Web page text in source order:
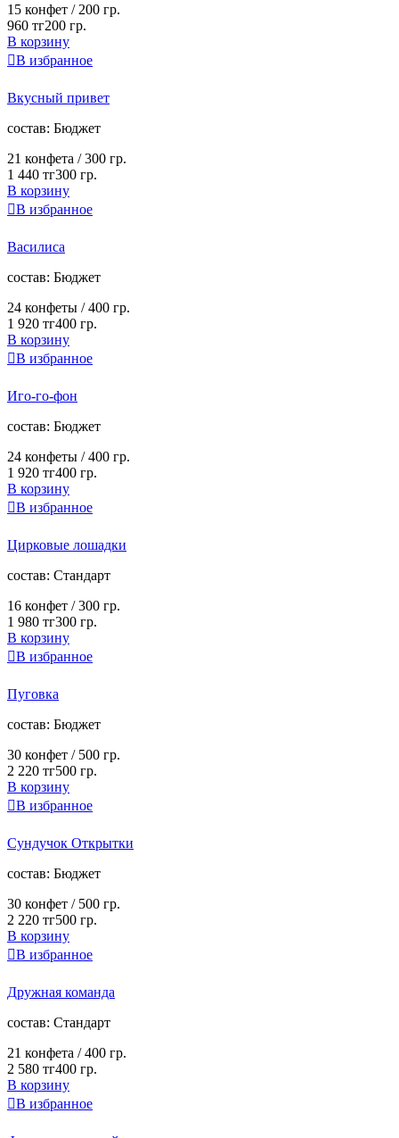
15 конфет / 200 гр.
960 тг200 гр.
В корзину
В избранное
Вкусный привет
cостав: Бюджет
21 конфета /300 гр.
1 440 тг300 гр.
В корзину
В избранное
Василиса
cостав: Бюджет
24 конфеты /400 гр.
1 920 тг400 гр.
В корзину
В избранное
Иго-го-фон
cостав: Бюджет
24 конфеты /400 гр.
1 920 тг400 гр.
В корзину
В избранное
Цирковые лошадки
cостав: Стандарт
16 конфет /300 гр.
1 980 тг300 гр.
В корзину
В избранное
Пуговка
cостав: Бюджет
30 конфет / 500 гр.
2 220 тг500 гр.
В корзину
В избранное
Сундучок Открытки
cостав: Бюджет
30 конфет / 500 гр.
2 220 тг500 гр.
В корзину
В избранное
Дружная команда
cостав: Стандарт
21 конфета /400 гр.
2 580 тг400 гр.
В корзину
В избранное